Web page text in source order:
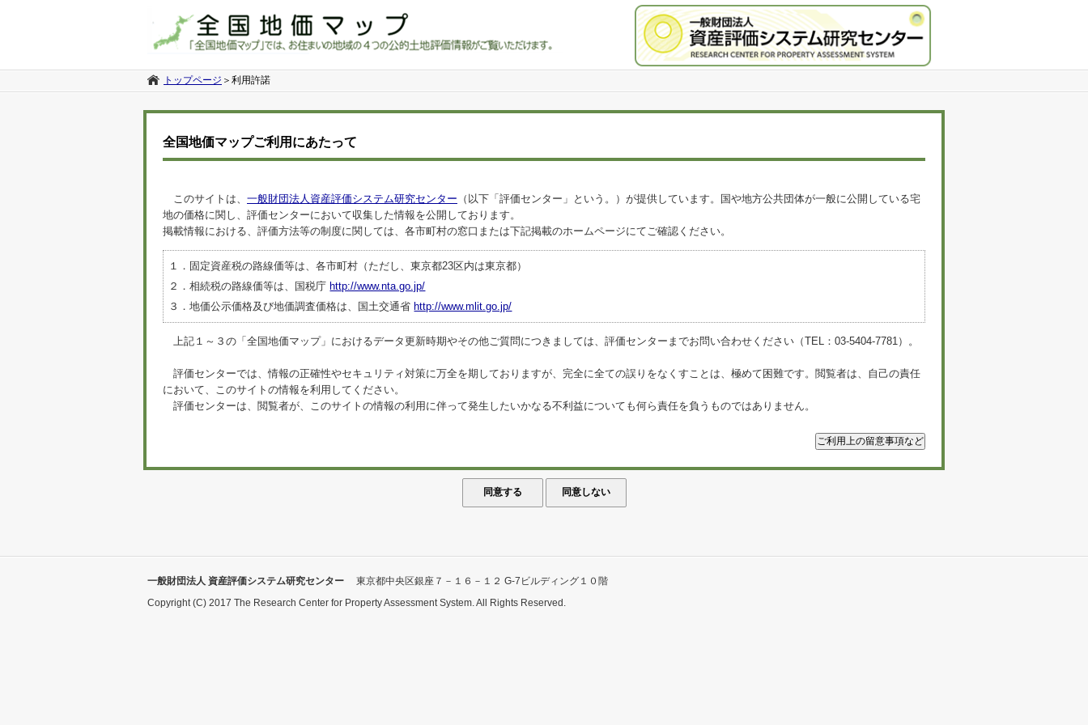
トップページ ＞ 利用許諾
全国地価マップご利用にあたって
このサイトは、 一般財団法人資産評価システム研究センター （以下「評価センター」という。）が提供しています。国や地方公共団体が一般に公開している宅
地の価格に関し、評価センターにおいて収集した情報を公開しております。
掲載情報における、評価方法等の制度に関しては、各市町村の窓口または下記掲載のホームページにてご確認ください。
１．固定資産税の路線価等は、各市町村（ただし、東京都23区内は東京都）
２．相続税の路線価等は、国税庁 http://www.nta.go.jp/
３．地価公示価格及び地価調査価格は、国土交通省 http://www.mlit.go.jp/
上記１～３の「全国地価マップ」におけるデータ更新時期やその他ご質問につきましては、評価センターまでお問い合わせください（TEL：03-5404-7781）。
評価センターでは、情報の正確性やセキュリティ対策に万全を期しておりますが、完全に全ての誤りをなくすことは、極めて困難です。閲覧者は、自己の責任
において、このサイトの情報を利用してください。
評価センターは、閲覧者が、このサイトの情報の利用に伴って発生したいかなる不利益についても何ら責任を負うものではありません。
一般財団法人 資産評価システム研究センター
東京都中央区銀座７－１６－１２ G-7ビルディング１０階
Copyright (C) 2017 The Research Center for Property Assessment System. All Rights Reserved.